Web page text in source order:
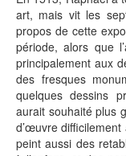
art, mais vit les
propos de cette
période, alors que
principalement aux
des fresques
quelques dessins
aurait souhaité plus
d’œuvre
peint aussi des